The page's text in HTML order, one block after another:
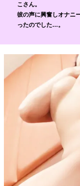
こさん。
彼の声に興奮しオナニ
ったのでした…。